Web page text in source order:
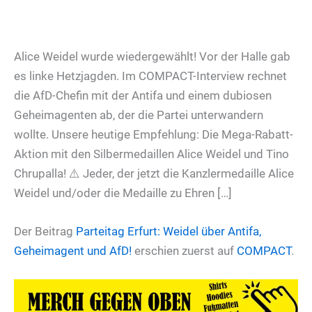
Alice Weidel wurde wiedergewählt! Vor der Halle gab
es linke Hetzjagden. Im COMPACT-Interview rechnet
die AfD-Chefin mit der Antifa und einem dubiosen
Geheimagenten ab, der die Partei unterwandern
wollte. Unsere heutige Empfehlung: Die Mega-Rabatt-
Aktion mit den Silbermedaillen Alice Weidel und Tino
Chrupalla! ⚠️ Jeder, der jetzt die Kanzlermedaille Alice
Weidel und/oder die Medaille zu Ehren […]
Der Beitrag Parteitag Erfurt: Weidel über Antifa,
Geheimagent und AfD! erschien zuerst auf COMPACT.